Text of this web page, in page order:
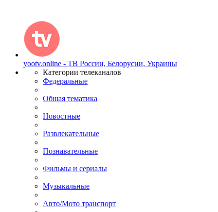
yootv.online - ТВ России, Белорусии, Украины
Категории телеканалов
Федеральные
Общая тематика
Новостные
Развлекательные
Познавательные
Фильмы и сериалы
Музыкальные
Авто/Мото транспорт